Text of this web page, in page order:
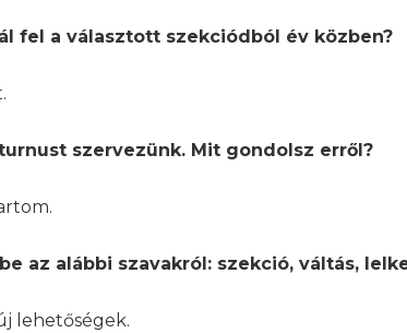
fel a választott szekciódból év közben?
szervezünk. Mit gondolsz erről?
az alábbi szavakról: szekció, váltás,
lehetőségek.